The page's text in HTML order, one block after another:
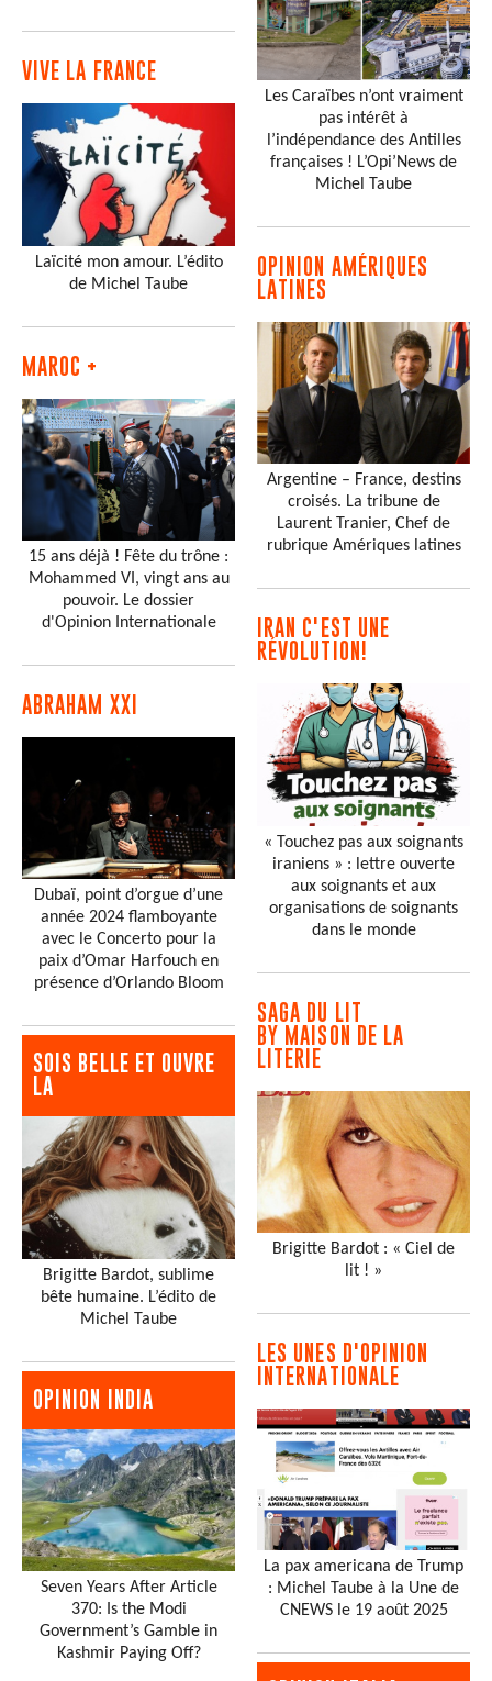
VIVE LA FRANCE
Laïcité mon amour. L’édito
de Michel Taube
MAROC +
15 ans déjà ! Fête du trône :
Mohammed VI, vingt ans au
pouvoir. Le dossier
d'Opinion Internationale
ABRAHAM XXI
Dubaï, point d’orgue d’une
année 2024 flamboyante
avec le Concerto pour la
paix d’Omar Harfouch en
présence d’Orlando Bloom
SOIS BELLE ET OUVRE
LA
Brigitte Bardot, sublime
bête humaine. L’édito de
Michel Taube
OPINION INDIA
Seven Years After Article
370: Is the Modi
Government’s Gamble in
Kashmir Paying Off?
Les Caraïbes n’ont vraiment
pas intérêt à
l’indépendance des Antilles
françaises ! L’Opi’News de
Michel Taube
OPINION AMÉRIQUES
LATINES
Argentine – France, destins
croisés. La tribune de
Laurent Tranier, Chef de
rubrique Amériques latines
IRAN C'EST UNE
RÉVOLUTION!
« Touchez pas aux soignants
iraniens » : lettre ouverte
aux soignants et aux
organisations de soignants
dans le monde
SAGA DU LIT
BY MAISON DE LA
LITERIE
Brigitte Bardot : « Ciel de
lit ! »
LES UNES D'OPINION
INTERNATIONALE
La pax americana de Trump
: Michel Taube à la Une de
CNEWS le 19 août 2025